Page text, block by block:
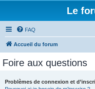
Le
FAQ
Accueil du forum
Foire aux questions
Problèmes de connexion et